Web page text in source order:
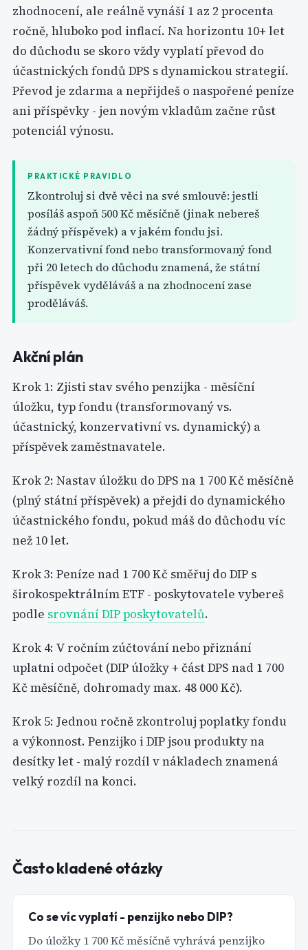
zhodnocení, ale reálně vynáší 1 az 2 procenta
ročně, hluboko pod inflací. Na horizontu 10+ let
do důchodu se skoro vždy vyplatí převod do
účastnických fondů DPS s dynamickou strategií.
Převod je zdarma a nepřijdeš o naspořené peníze
ani příspěvky - jen novým vkladům začne růst
potenciál výnosu.
PRAKTICKÉ PRAVIDLO
Zkontroluj si dvě věci na své smlouvě: jestli
posíláš aspoň 500 Kč měsíčně (jinak nebereš
žádný příspěvek) a v jakém fondu jsi.
Konzervativní fond nebo transformovaný fond
při 20 letech do důchodu znamená, že státní
příspěvek vyděláváš a na zhodnocení zase
proděláváš.
Akční plán
Krok 1: Zjisti stav svého penzijka - měsíční
úložku, typ fondu (transformovaný vs.
účastnický, konzervativní vs. dynamický) a
příspěvek zaměstnavatele.
Krok 2: Nastav úložku do DPS na 1 700 Kč měsíčně
(plný státní příspěvek) a přejdi do dynamického
účastnického fondu, pokud máš do důchodu víc
než 10 let.
Krok 3: Peníze nad 1 700 Kč směřuj do DIP s
širokospektrálním ETF - poskytovatele vybereš
podle srovnání DIP poskytovatelů.
Krok 4: V ročním zúčtování nebo přiznání
uplatni odpočet (DIP úložky + část DPS nad 1 700
Kč měsíčně, dohromady max. 48 000 Kč).
Krok 5: Jednou ročně zkontroluj poplatky fondu
a výkonnost. Penzijko i DIP jsou produkty na
desítky let - malý rozdíl v nákladech znamená
velký rozdíl na konci.
Často kladené otázky
Co se víc vyplatí - penzijko nebo DIP?
Do úložky 1 700 Kč měsíčně vyhrává penzijko